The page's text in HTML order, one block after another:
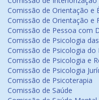
Comissão de Orientação e
Comissão de Orientação e
Comissão de Pessoa com
Comissão de Psicologia
Comissão de Psicologia do
Comissão de Psicologia e
Comissão de Psicologia
Comissão de Psicoterapia
Comissão de Saúde